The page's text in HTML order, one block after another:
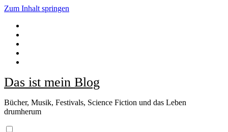
Zum Inhalt springen
Das ist mein Blog
Bücher, Musik, Festivals, Science Fiction und das Leben
drumherum